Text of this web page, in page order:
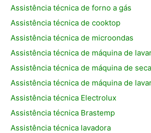
Assistência técnica de forno a gás
Assistência técnica de cooktop
Assistência técnica de microondas
Assistência técnica de máquina de
Assistência técnica de máquina de
Assistência técnica de máquina de
Assistência técnica Electrolux
Assistência técnica Brastemp
Assistência técnica lavadora